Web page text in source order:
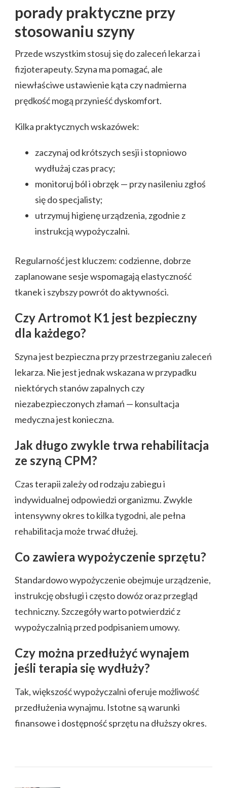
porady praktyczne przy
stosowaniu szyny
Przede wszystkim stosuj się do zaleceń lekarza i
fizjoterapeuty. Szyna ma pomagać, ale
niewłaściwe ustawienie kąta czy nadmierna
prędkość mogą przynieść dyskomfort.
Kilka praktycznych wskazówek:
zaczynaj od krótszych sesji i stopniowo
wydłużaj czas pracy;
monitoruj ból i obrzęk — przy nasileniu zgłoś
się do specjalisty;
utrzymuj higienę urządzenia, zgodnie z
instrukcją wypożyczalni.
Regularność jest kluczem: codzienne, dobrze
zaplanowane sesje wspomagają elastyczność
tkanek i szybszy powrót do aktywności.
Czy Artromot K1 jest bezpieczny
dla każdego?
Szyna jest bezpieczna przy przestrzeganiu zaleceń
lekarza. Nie jest jednak wskazana w przypadku
niektórych stanów zapalnych czy
niezabezpieczonych złamań — konsultacja
medyczna jest konieczna.
Jak długo zwykle trwa rehabilitacja
ze szyną CPM?
Czas terapii zależy od rodzaju zabiegu i
indywidualnej odpowiedzi organizmu. Zwykle
intensywny okres to kilka tygodni, ale pełna
rehаbilitacja może trwać dłużej.
Co zawiera wypożyczenie sprzętu?
Standardowo wypożyczenie obejmuje urządzenie,
instrukcję obsługi i często dowóz oraz przegląd
techniczny. Szczegóły warto potwierdzić z
wypożyczalnią przed podpisaniem umowy.
Czy można przedłużyć wynajem
jeśli terapia się wydłuży?
Tak, większość wypożyczalni oferuje możliwość
przedłużenia wynajmu. Istotne są warunki
finansowe i dostępność sprzętu na dłuższy okres.